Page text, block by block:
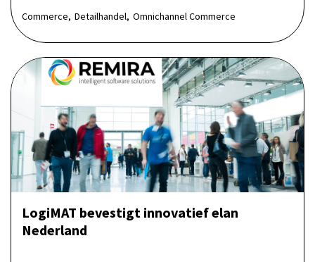
Commerce, Detailhandel, Omnichannel Commerce
LogiMAT bevestigt innovatief elan
Nederland